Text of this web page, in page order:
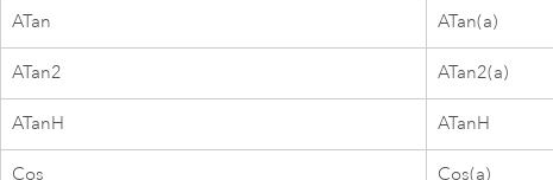
ATan ATan(a)
ATan2 ATan2(a)
ATanH ATanH
Cos Cos(a)